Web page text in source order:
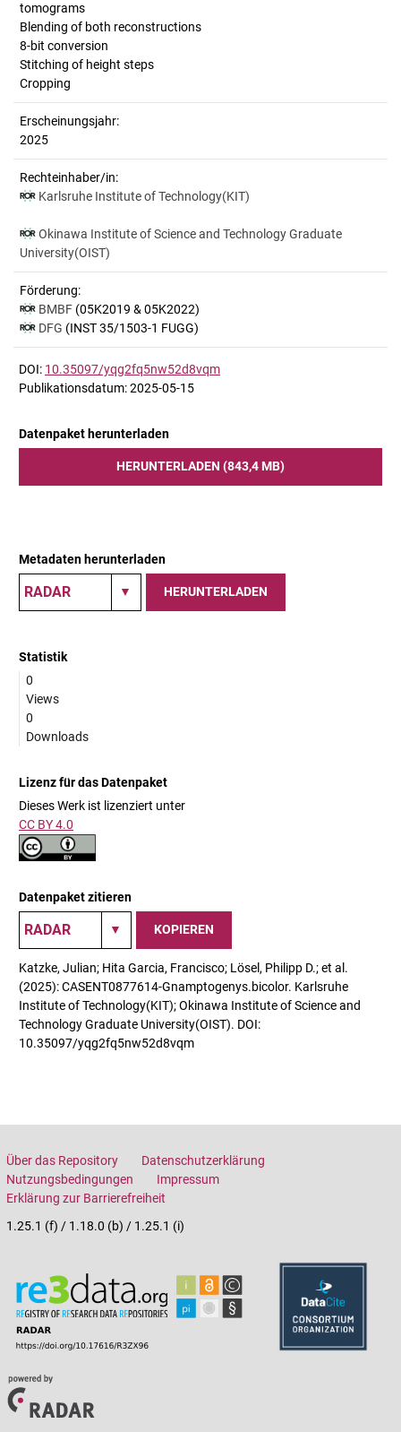
tomograms
Blending of both reconstructions
8-bit conversion
Stitching of height steps
Cropping
Erscheinungsjahr:
2025
Rechteinhaber/in:
Karlsruhe Institute of Technology(KIT)
Okinawa Institute of Science and Technology Graduate
University(OIST)
Förderung:
BMBF (05K2019 & 05K2022)
DFG (INST 35/1503-1 FUGG)
DOI: 10.35097/yqg2fq5nw52d8vqm
Publikationsdatum: 2025-05-15
Datenpaket herunterladen
HERUNTERLADEN (843,4 MB)
Metadaten herunterladen
HERUNTERLADEN
Statistik
0
Views
0
Downloads
Lizenz für das Datenpaket
Dieses Werk ist lizenziert unter
CC BY 4.0
Datenpaket zitieren
KOPIEREN
Katzke, Julian; Hita Garcia, Francisco; Lösel, Philipp D.; et al.
(2025): CASENT0877614-Gnamptogenys.bicolor. Karlsruhe
Institute of Technology(KIT); Okinawa Institute of Science and
Technology Graduate University(OIST). DOI:
10.35097/yqg2fq5nw52d8vqm
Über das Repository
Datenschutzerklärung
Nutzungsbedingungen
Impressum
Erklärung zur Barrierefreiheit
1.25.1 (f) / 1.18.0 (b) / 1.25.1 (i)